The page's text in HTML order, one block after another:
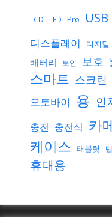
LCD LED Pro USB
디스플레이 디지털
배터리 보안 보호
스마트 스크린
오토바이 용 인
충전 충전식 카
케이스 태블릿 탭
휴대용